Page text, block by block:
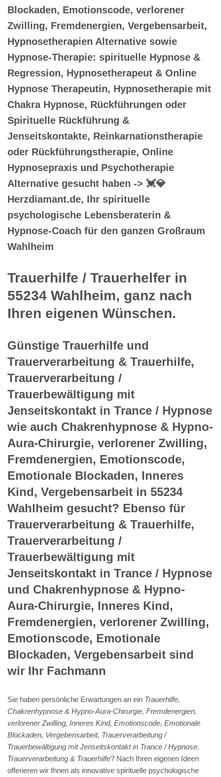
Blockaden, Emotionscode, verlorener
Zwilling, Fremdenergien, Vergebensarbeit,
Hypnosetherapien Alternative sowie
Hypnose-Therapie: spirituelle Hypnose &
Regression, Hypnosetherapeut & Online
Hypnose Therapeutin, Hypnosetherapie mit
Chakra Hypnose, Rückführungen oder
Spirituelle Rückführung &
Jenseitskontakte, Reinkarnationstherapie
oder Rückführungstherapie, Online
Hypnosepraxis und Psychotherapie
Alternative gesucht haben -> 💓️💎
Herzdiamant.de, Ihr spirituelle
psychologische Lebensberaterin &
Hypnose-Coach für den ganzen Großraum
Wahlheim
Trauerhilfe / Trauerhelfer in
55234 Wahlheim, ganz nach
Ihren eigenen Wünschen.
Günstige Trauerhilfe und
Trauerverarbeitung & Trauerhilfe,
Trauerverarbeitung /
Trauerbewältigung mit
Jenseitskontakt in Trance / Hypnose
wie auch Chakrenhypnose & Hypno-
Aura-Chirurgie, verlorener Zwilling,
Fremdenergien, Emotionscode,
Emotionale Blockaden, Inneres
Kind, Vergebensarbeit in 55234
Wahlheim gesucht? Ebenso für
Trauerverarbeitung & Trauerhilfe,
Trauerverarbeitung /
Trauerbewältigung mit
Jenseitskontakt in Trance / Hypnose
und Chakrenhypnose & Hypno-
Aura-Chirurgie, Inneres Kind,
Fremdenergien, verlorener Zwilling,
Emotionscode, Emotionale
Blockaden, Vergebensarbeit sind
wir Ihr Fachmann
Sie haben persönliche Erwartungen an ein Trauerhilfe,
Chakrenhypnose & Hypno-Aura-Chirurgie, Fremdenergien,
verlorener Zwilling, Inneres Kind, Emotionscode, Emotionale
Blockaden, Vergebensarbeit, Trauerverarbeitung /
Trauerbewältigung mit Jenseitskontakt in Trance / Hypnose,
Trauerverarbeitung & Trauerhilfe? Nach Ihren eigenen Ideen
offerieren wir Ihnen als innovative spirituelle psychologische